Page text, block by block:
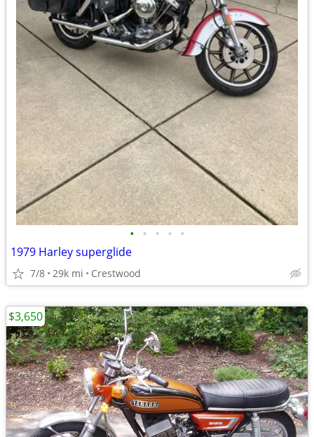
• • • • •
1979 Harley superglide
7/8 29k mi Crestwood
$3,650